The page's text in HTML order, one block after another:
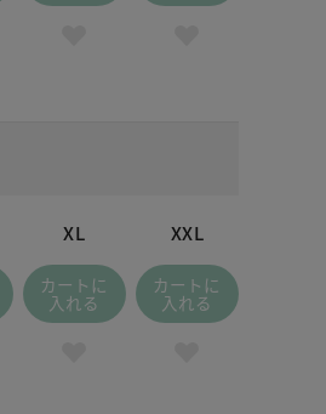
XL
カートに
入れる
XXL
カートに
入れる